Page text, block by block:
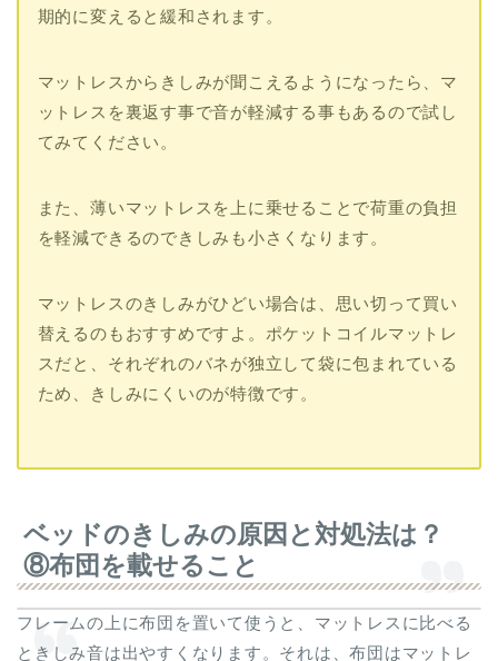
期的に変えると緩和されます。
マットレスからきしみが聞こえるようになったら、マ
ットレスを裏返す事で音が軽減する事もあるので試し
てみてください。
また、薄いマットレスを上に乗せることで荷重の負担
を軽減できるのできしみも小さくなります。
マットレスのきしみがひどい場合は、思い切って買い
替えるのもおすすめですよ。ポケットコイルマットレ
スだと、それぞれのバネが独立して袋に包まれている
ため、きしみにくいのが特徴です。
ベッドのきしみの原因と対処法は？
⑧布団を載せること
フレームの上に布団を置いて使うと、マットレスに比べる
ときしみ音は出やすくなります。それは、布団はマットレ